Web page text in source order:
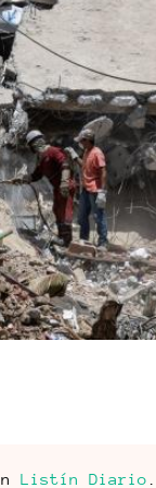
Listín Diario